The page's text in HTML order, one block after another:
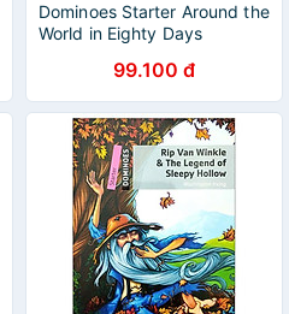
Dominoes Starter Around the
World in Eighty Days
99.100 đ